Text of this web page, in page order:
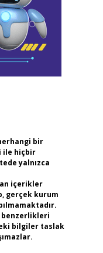
bir
ile hiçbir
yalnızca
içerikler
gerçek kurum
benzerlikleri
bilgiler taslak